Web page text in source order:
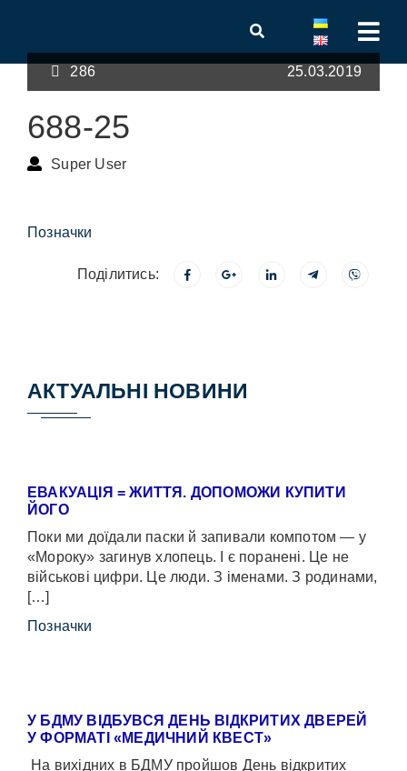
286 25.03.2019
688-25
Super User
Позначки
Поділитись:
АКТУАЛЬНІ НОВИНИ
ЕВАКУАЦІЯ = ЖИТТЯ. ДОПОМОЖИ КУПИТИ
ЙОГО
Поки ми доїдали паски й запивали компотом — у
«Мороку» загинув хлопець. І є поранені. Це не
військові цифри. Це люди. З іменами. З родинами,
[…]
Позначки
У БДМУ ВІДБУВСЯ ДЕНЬ ВІДКРИТИХ ДВЕРЕЙ
У ФОРМАТІ «МЕДИЧНИЙ КВЕСТ»
На вихідних в БДМУ пройшов День відкритих